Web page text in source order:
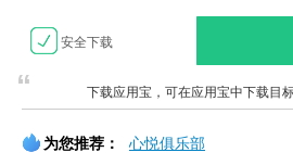
安全下载
下载应用宝，可在应用宝中下载目
为您推荐： 心悦俱乐部